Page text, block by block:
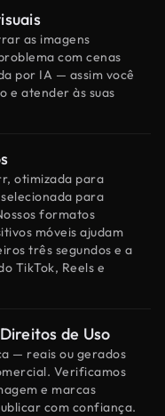
as imagens
com cenas
por IA — assim você
e atender às suas
otimizada para
para
formatos
móveis ajudam
três segundos e a
TikTok, Reels e
de Uso
— reais ou gerados
Verificamos
e marcas
com confiança.